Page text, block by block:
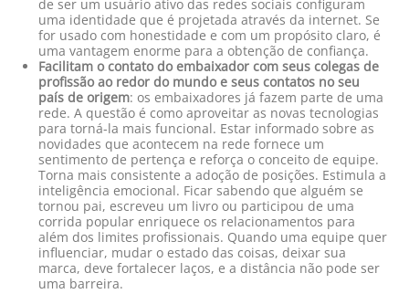
de ser um usuário ativo das redes sociais configuram
uma identidade que é projetada através da internet. Se
for usado com honestidade e com um propósito claro, é
uma vantagem enorme para a obtenção de confiança.
Facilitam o contato do embaixador com seus colegas de
profissão ao redor do mundo e seus contatos no seu
país de origem: os embaixadores já fazem parte de uma
rede. A questão é como aproveitar as novas tecnologias
para torná-la mais funcional. Estar informado sobre as
novidades que acontecem na rede fornece um
sentimento de pertença e reforça o conceito de equipe.
Torna mais consistente a adoção de posições. Estimula a
inteligência emocional. Ficar sabendo que alguém se
tornou pai, escreveu um livro ou participou de uma
corrida popular enriquece os relacionamentos para
além dos limites profissionais. Quando uma equipe quer
influenciar, mudar o estado das coisas, deixar sua
marca, deve fortalecer laços, e a distância não pode ser
uma barreira.